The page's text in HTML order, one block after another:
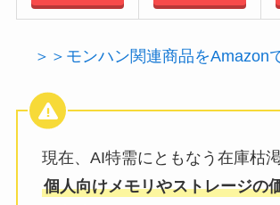
＞＞モンハン関連商品をAmazon
現在、AI特需にともなう在庫枯渇
個人向けメモリやストレージの